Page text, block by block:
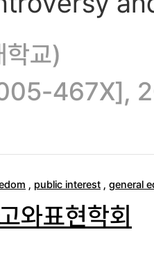
학교)
467X],
, public interest , general
와표현학회